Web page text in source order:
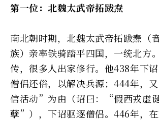
第一位：北魏太武帝拓跋焘
南北朝时期，北魏太武帝拓跋焘（
族）亲率铁骑踏平四国，一统北方
传，很多人出家修行。他438年下
僧侣还俗，以解决兵源；444年，
信活动”为由（诏曰：“假西戎虚
孽”），下诏驱逐僧侣。446年，